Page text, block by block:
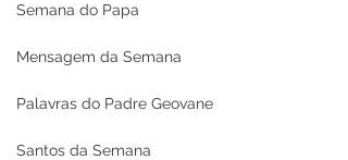
Semana do Papa
Mensagem da Semana
Palavras do Padre Geovane
Santos da Semana